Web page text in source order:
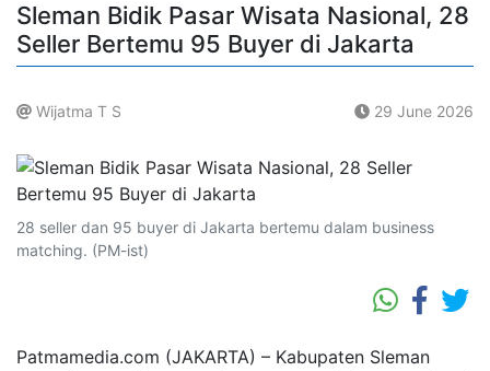
Sleman Bidik Pasar Wisata Nasional, 28
Seller Bertemu 95 Buyer di Jakarta
Wijatma T S 29 June 2026
28 seller dan 95 buyer di Jakarta bertemu dalam business
matching. (PM-ist)
Patmamedia.com (JAKARTA) – Kabupaten Sleman